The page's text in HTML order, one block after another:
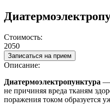
Стоимость:
2050
Записаться на прием
Описание:
Диатермоэлектропунктура —
не причиняя вреда тканям
поражения током образуется